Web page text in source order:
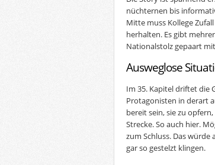
nüchternen bis
Mitte muss Kollege
herhalten. Es gibt
Nationalstolz gepaart
Ausweglose
Im 35. Kapitel driftet die
Protagonisten in derart
bereit sein, sie zu
Strecke. So auch hier.
zum Schluss. Das würde
gar so gestelzt klingen.